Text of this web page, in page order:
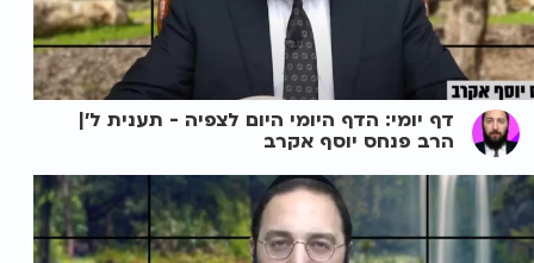
דף יומי: הדף היומי היום לצפיה - תענית ל'|
הרב פנחס יוסף אקרב